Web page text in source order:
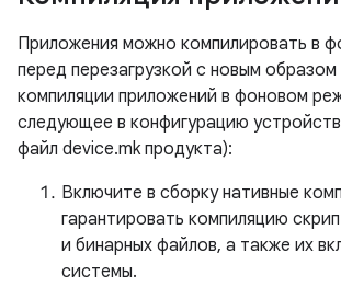
Приложения можно компилировать в
перед перезагрузкой с новым
компиляции приложений в фоновом
следующее в конфигурацию
файл device.mk продукта):
Включите в сборку нативные
гарантировать компиляцию
и бинарных файлов, а также их
системы.